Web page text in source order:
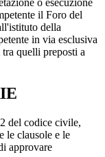
il Foro del
della
in via esclusiva
quelli preposti a
del codice civile,
le clausole e le
approvare